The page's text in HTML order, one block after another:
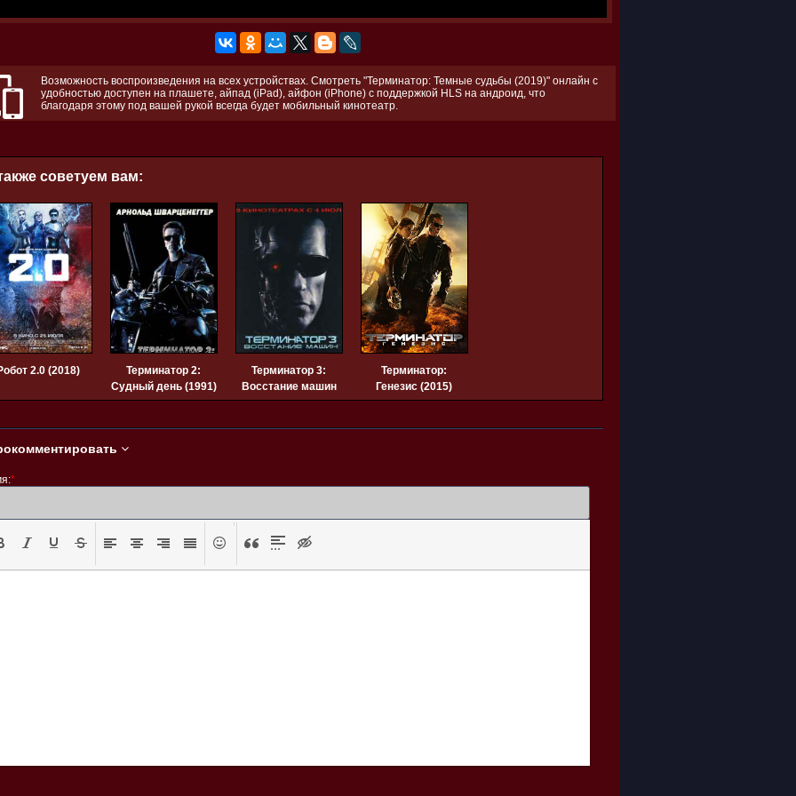
Возможность воспроизведения на всех устройствах. Смотреть "Терминатор: Темные судьбы (2019)" онлайн с
удобностью доступен на плашете, айпад (iPad), айфон (iPhone) с поддержкой HLS на андроид, что
благодаря этому под вашей рукой всегда будет мобильный кинотеатр.
советуем вам:
2.0 (2018)
Терминатор 2:
Судный день (1991)
Терминатор 3:
Восстание машин
(2003)
Терминатор:
Генезис (2015)
*